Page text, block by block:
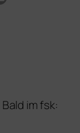
Bald im fsk: